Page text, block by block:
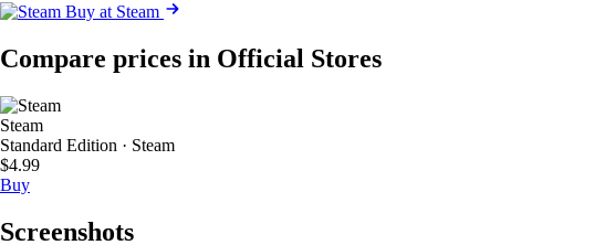
Buy at Steam
Compare prices in Official Stores
Steam
Standard Edition · Steam
$4.99
Buy
Screenshots